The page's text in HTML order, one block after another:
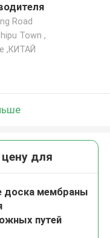
Road
Town ,
,КИТАЙ
для
доска мембраны
путей